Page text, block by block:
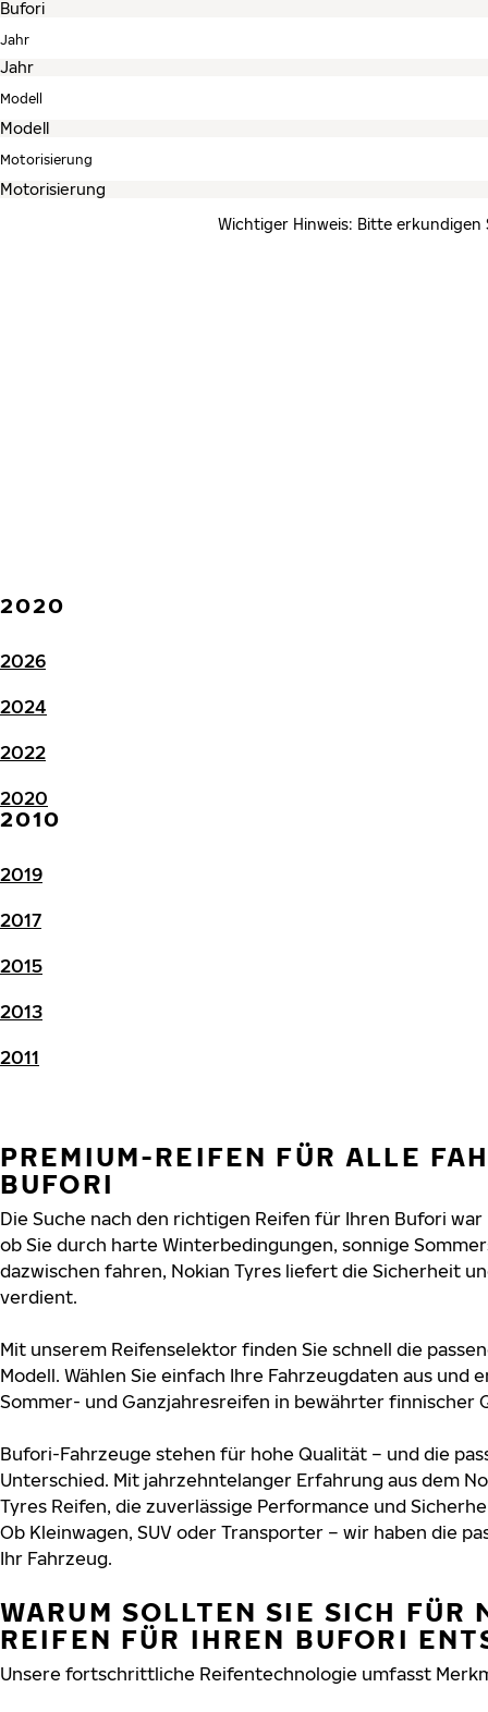
Jahr
Modell
Motorisierung
Wichtiger Hinweis: Bitte
2020
2026
2024
2022
2020
2010
2019
2017
2015
2013
2011
PREMIUM-REIFEN FÜR ALLE
BUFORI
Die Suche nach den richtigen Reifen für Ihren Bufori war
ob Sie durch harte Winterbedingungen, sonnige
dazwischen fahren, Nokian Tyres liefert die Sicherheit
verdient.
Mit unserem Reifenselektor finden Sie schnell die
Modell. Wählen Sie einfach Ihre Fahrzeugdaten aus und
Sommer- und Ganzjahresreifen in bewährter finnischer
Bufori-Fahrzeuge stehen für hohe Qualität – und die
Unterschied. Mit jahrzehntelanger Erfahrung aus dem
Tyres Reifen, die zuverlässige Performance und
Ob Kleinwagen, SUV oder Transporter – wir haben die
Ihr Fahrzeug.
WARUM SOLLTEN SIE SICH FÜR
REIFEN FÜR IHREN BUFORI
Unsere fortschrittliche Reifentechnologie umfasst